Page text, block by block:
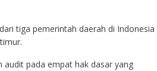
tiga pemerintah daerah di Indonesia
pada empat hak dasar yang